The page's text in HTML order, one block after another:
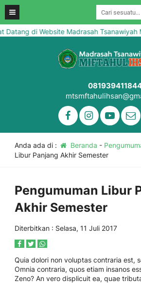
di Website Madrasah Tsanawiyah
Anda ada di : Beranda -
Libur Panjang Akhir Semester
Pengumuman Libur
Akhir Semester
Diterbitkan : Selasa, 11 Juli 2017
Quia dolori non voluptas contraria est,
Omnia contraria, quos etiam insanos
Zeno? An vero displicuit ea, quae